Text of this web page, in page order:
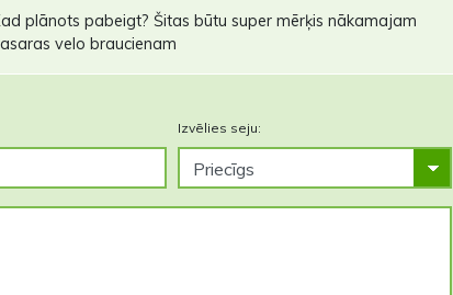
plānots pabeigt? Šitas būtu super mērķis nākamajam
velo braucienam
Izvēlies seju: